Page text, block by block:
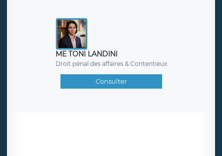
ME TONI LANDINI
Droit pénal des affaires & Contentieux
Consulter